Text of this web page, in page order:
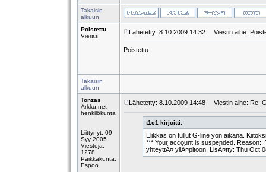
Takaisin
alkuun
Poistettu
Vieras
Lähetetty: 8.10.2009 14:32 Viestin aihe:
Poistettu
Takaisin
alkuun
Tonzas
Arkku.net
henkilökunta
Liittynyt: 09
Syy 2005
Viestejä:
1278
Paikkakunta:
Espoo
Lähetetty: 8.10.2009 14:48 Viestin aihe: Re:
t1c1 kirjoitti:
Elikkäs on tullut G-line yön aikana.
*** Your account is suspended. Reason:
yhteyttÃ¤ yllÃ¤pitoon. LisÃ¤tty: Thu Oct